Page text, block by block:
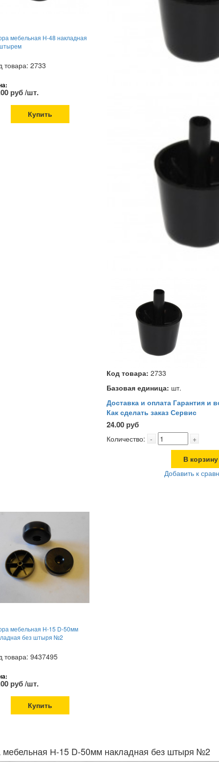
мебельная Н-48 накладная
товара: 2733
руб /шт.
Купить
Код товара: 2733
Базовая единица: шт.
Доставка и оплата Гарантия и
Как сделать заказ Сервис
24.00 руб
Количество: - +
В корзину
Добавить к
мебельная Н-15 D-50мм
без штыря №2
товара: 9437495
руб /шт.
Купить
Н-15 D-50мм накладная без штыря №2